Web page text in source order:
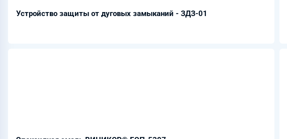
Устройство защиты от дуговых замыканий - ЗДЗ-01